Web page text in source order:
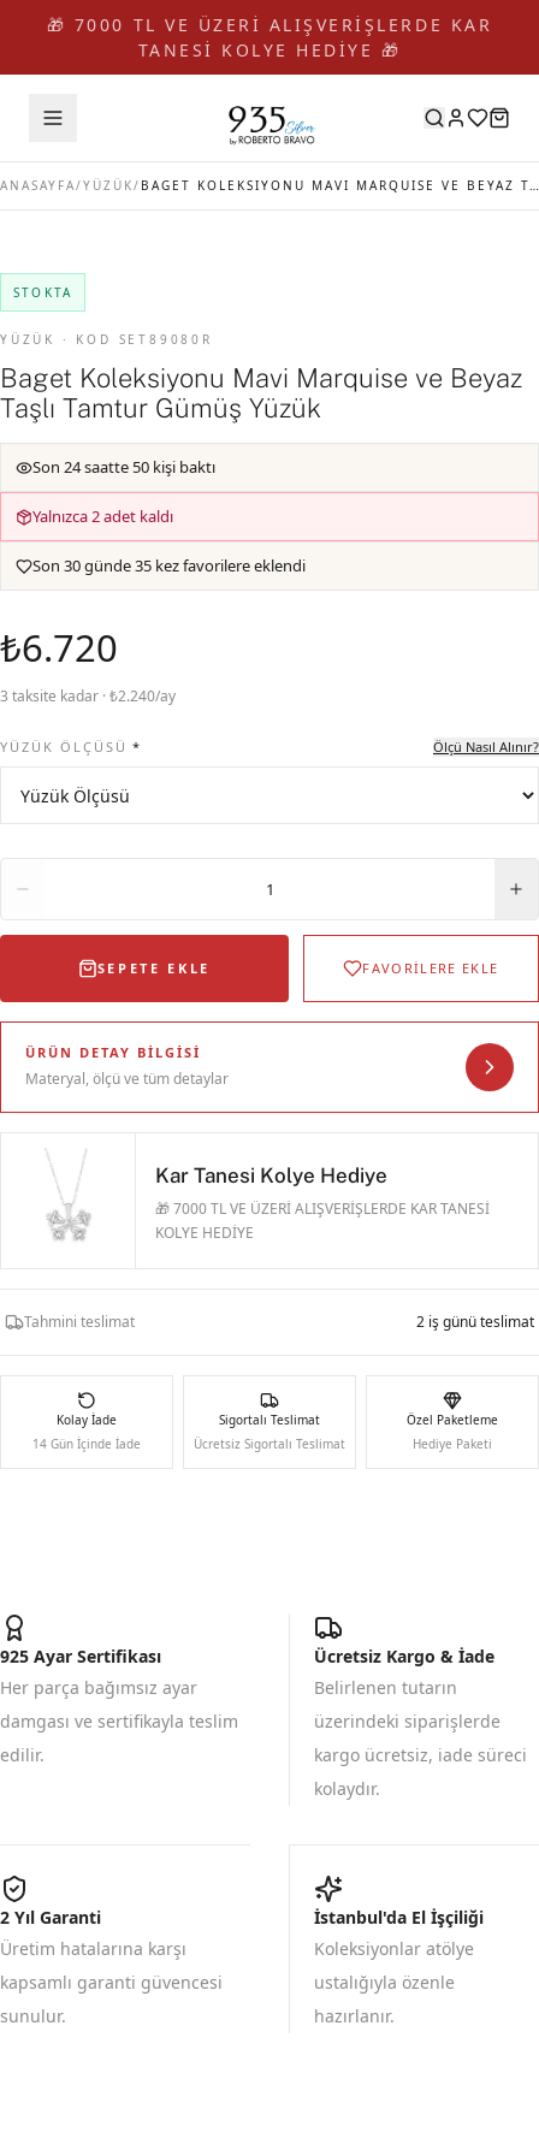
🎁 7000 TL VE ÜZERİ ALIŞVERİŞLERDE KAR
TANESİ KOLYE HEDİYE 🎁
ANASAYFA/YÜZÜK/ BAGET KOLEKSIYONU MAVI MARQUISE VE BEYAZ TAŞLI TAMTUR GÜMÜŞ YÜZÜK
STOKTA
YÜZÜK · KOD SET89080R
Baget Koleksiyonu Mavi Marquise ve Beyaz
Taşlı Tamtur Gümüş Yüzük
Son 24 saatte 50 kişi baktı
Yalnızca 2 adet kaldı
Son 30 günde 35 kez favorilere eklendi
₺6.720
3 taksite kadar · ₺2.240/ay
YÜZÜK ÖLÇÜSÜ * Ölçü Nasıl Alınır?
1
SEPETE EKLE FAVORİLERE EKLE
ÜRÜN DETAY BILGISI
Materyal, ölçü ve tüm detaylar
Kar Tanesi Kolye Hediye
🎁 7000 TL VE ÜZERİ ALIŞVERİŞLERDE KAR TANESİ
KOLYE HEDİYE
Tahmini teslimat 2 iş günü teslimat
Kolay İade
14 Gün İçinde İade
Sigortalı Teslimat
Ücretsiz Sigortalı Teslimat
Özel Paketleme
Hediye Paketi
925 Ayar Sertifikası
Her parça bağımsız ayar
damgası ve sertifikayla teslim
edilir.
Ücretsiz Kargo & İade
Belirlenen tutarın
üzerindeki siparişlerde
kargo ücretsiz, iade süreci
kolaydır.
2 Yıl Garanti
Üretim hatalarına karşı
kapsamlı garanti güvencesi
sunulur.
İstanbul'da El İşçiliği
Koleksiyonlar atölye
ustalığıyla özenle
hazırlanır.